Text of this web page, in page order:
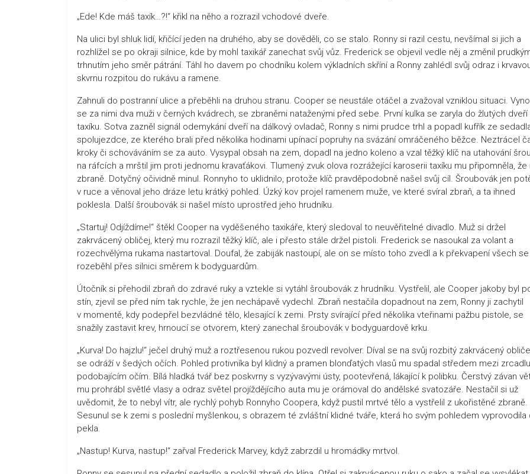
„Ede! Kde máš taxík…?!“ křikl na něho a rozrazil vchodové dveře.
Na ulici byl shluk lidí, křičící jeden na druhého, aby se dověděli, co se stalo. Ronny si razil cestu, nevšímal si jich a
rozhlížel se po okraji silnice, kde by mohl taxikář zanechat svůj vůz. Frederick se objevil vedle něj a změnil
trhnutím jeho směr pátrání. Táhl ho davem po chodníku kolem výkladních skříní a Ronny zahlédl svůj odraz i
skvrnu rozpitou do rukávu a ramene.
Zahnuli do postranní ulice a přeběhli na druhou stranu. Cooper se neustále otáčel a zvažoval vzniklou situaci.
se za nimi dva muži v černých kvádrech, se zbraněmi nataženými před sebe. První kulka se zaryla do žlutých dveří
taxíku. Sotva zazněl signál odemykání dveří na dálkový ovladač, Ronny s nimi prudce trhl a popadl kufřík ze
spolujezdce, ze kterého brali před několika hodinami upínací popruhy na svázání omráčeného běžce. Neztrácel
kroky či schováváním se za auto. Vysypal obsah na zem, dopadl na jedno koleno a vzal těžký klíč na utahování
na ráfcích a mrštil jim proti jednomu kravaťákovi. Tlumený zvuk olova rozrážející karoserii taxíku mu připomněla, že
zbraně. Dotyčný očividně minul. Ronnyho to uklidnilo, protože klíč pravděpodobně našel svůj cíl. Šroubovák jen
v ruce a věnoval jeho dráze letu krátký pohled. Úzký kov projel ramenem muže, ve které svíral zbraň, a ta ihned
poklesla. Další šroubovák si našel místo uprostřed jeho hrudníku.
„Startuj! Odjíždíme!“ štěkl Cooper na vyděšeného taxikáře, který sledoval to neuvěřitelné divadlo. Muž si držel
zakrvácený obličej, který mu rozrazil těžký klíč, ale i přesto stále držel pistoli. Frederick se nasoukal za volant a
rozechvělýma rukama nastartoval. Doufal, že zabiják nastoupí, ale on se místo toho zvedl a k překvapení všech se
rozeběhl přes silnici směrem k bodyguardům.
Útočník si přehodil zbraň do zdravé ruky a vztekle si vytáhl šroubovák z hrudníku. Vystřelil, ale Cooper jakoby byl
stín, zjevil se před ním tak rychle, že jen nechápavě vydechl. Zbraň nestačila dopadnout na zem, Ronny ji zachytil
v momentě, kdy podepřel bezvládné tělo, klesající k zemi. Prsty svírající před několika vteřinami pažbu pistole, se
snažily zastavit krev, hrnoucí se otvorem, který zanechal šroubovák v bodyguardově krku.
„Kurva! Do hajzlu!“ ječel druhý muž a roztřesenou rukou pozvedl revolver. Díval se na svůj rozbitý zakrvácený
se odráží v šedých očích. Pohled protivníka byl klidný a pramen blonďatých vlasů mu spadal středem mezi
podobajícím očím. Bílá hladká tvář bez poskvrny s vyzývavými ústy, pootevřená, lákající k polibku. Čerstvý závan
mu prohrábl světlé vlasy a odraz světel projíždějícího auta mu je orámoval do andělské svatozáře. Nestačil si už
uvědomit, že to nebyl vítr, ale rychlý pohyb Ronnyho Coopera, když pustil mrtvé tělo a vystřelil z ukořistěné zbraně.
Sesunul se k zemi s poslední myšlenkou, s obrazem té zvláštní klidné tváře, která ho svým pohledem vyprovodila
pekla.
„Nastup! Kurva, nastup!“ zařval Frederick Marvey, když zabrzdil u hromádky mrtvol.